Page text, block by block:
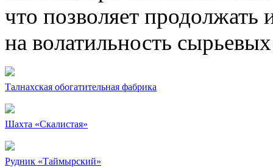
что позволяет продолжать
на волатильность
Талнахская обогатительная фабрика
Шахта «Скалистая»
Рудник «Таймырский»